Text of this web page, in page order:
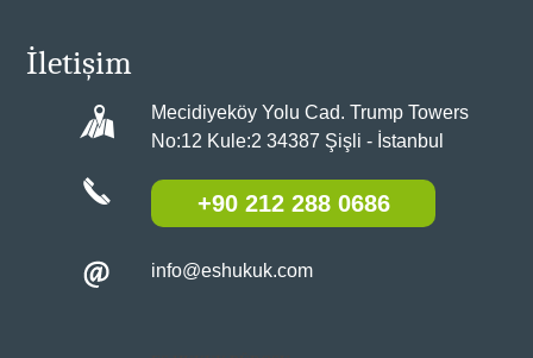
İletişim
Mecidiyeköy Yolu Cad. Trump Towers
No:12 Kule:2 34387 Şişli - İstanbul
+90 212 288 0686
info@eshukuk.com